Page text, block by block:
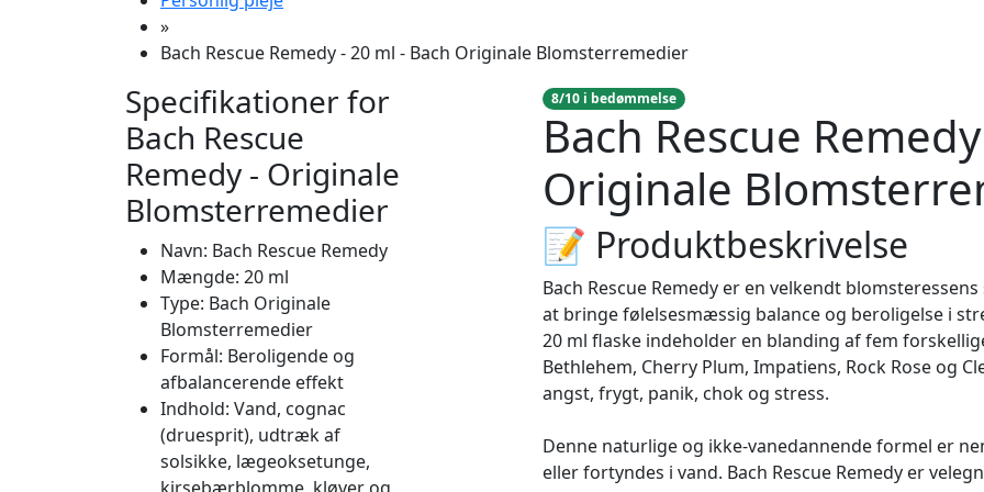
»
Bach Rescue Remedy - 20 ml - Bach Originale Blomsterremedier
Specifikationer for
Bach Rescue
Remedy - Originale
Blomsterremedier
Navn: Bach Rescue Remedy
Mængde: 20 ml
Type: Bach Originale
Blomsterremedier
Formål: Beroligende og
afbalancerende effekt
Indhold: Vand, cognac
(druesprit), udtræk af
solsikke, lægeoksetunge,
8/10 i bedømmelse
Bach Rescue
Originale
📝 Produktbeskrivelse
Bach Rescue Remedy er en velkendt
at bringe følelsesmæssig balance og beroligelse i
20 ml flaske indeholder en blanding af fem
Bethlehem, Cherry Plum, Impatiens, Rock Rose og
angst, frygt, panik, chok og stress.
Denne naturlige og ikke-vanedannende formel er
eller fortyndes i vand. Bach Rescue Remedy er